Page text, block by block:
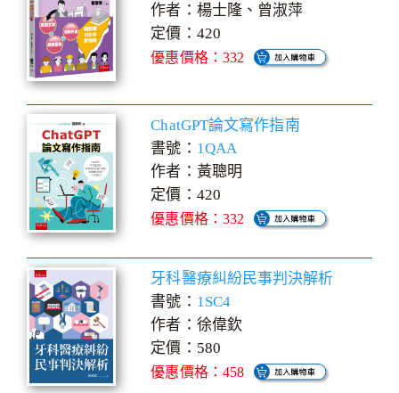
作者：楊士隆、曾淑萍
定價：420
優惠價格：332
ChatGPT論文寫作指南
書號： 1QAA
作者：黃聰明
定價：420
優惠價格：332
牙科醫療糾紛民事判決解析
書號： 1SC4
作者：徐偉欽
定價：580
優惠價格：458